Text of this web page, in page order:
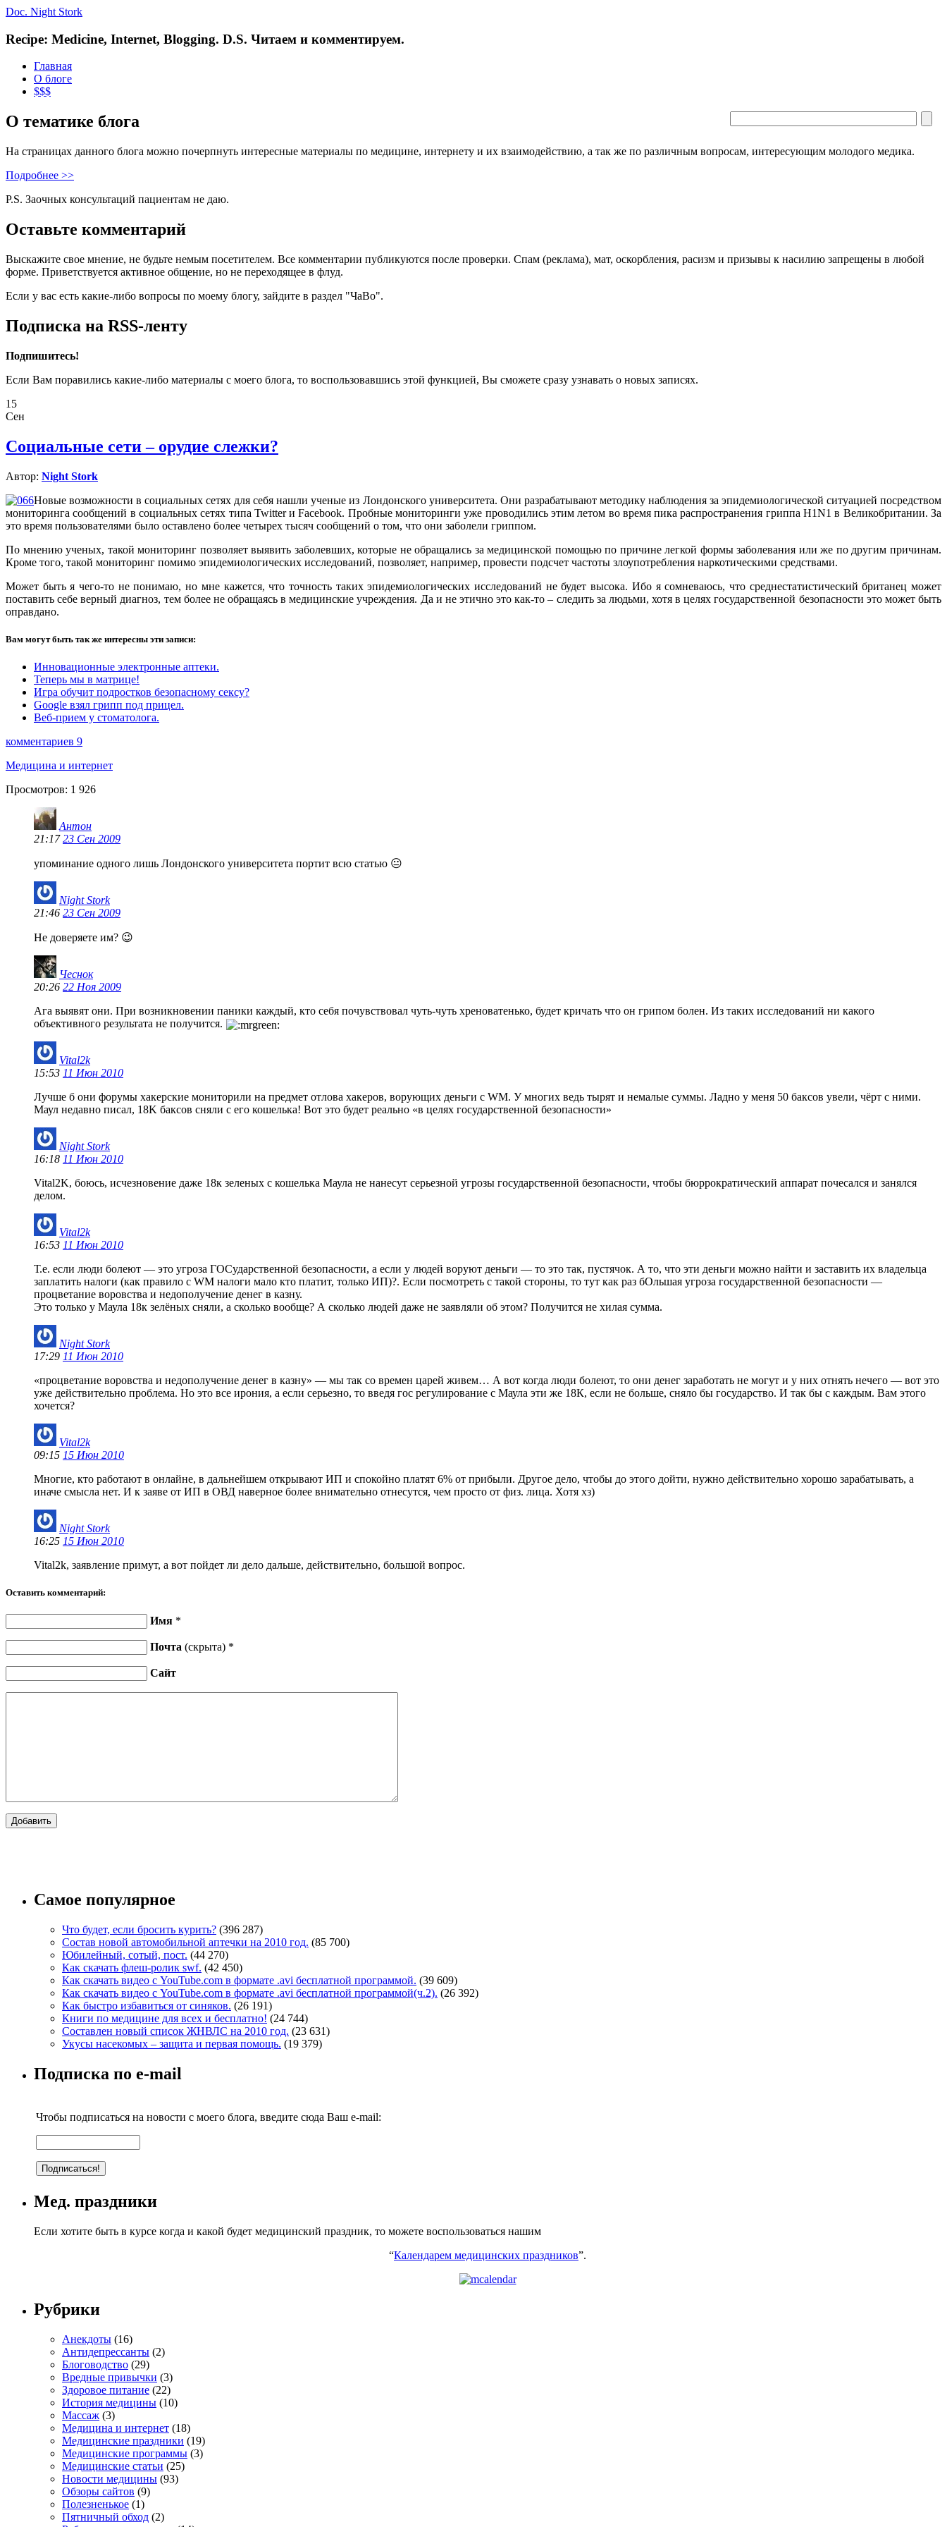
Doc. Night Stork
Recipe: Medicine, Internet, Blogging. D.S. Читаем и комментируем.
Главная
О блоге
$$$
О тематике блога
На страницах данного блога можно почерпнуть интересные материалы по медицине, интернету и их взаимодействию, а так же по различным вопросам, интересующим молодого медика.
Подробнее >>
P.S. Заочных консультаций пациентам не даю.
Оставьте комментарий
Выскажите свое мнение, не будьте немым посетителем. Все комментарии публикуются после проверки. Спам (реклама), мат, оскорбления, расизм и призывы к насилию запрещены в любой
форме. Приветствуется активное общение, но не переходящее в флуд.
Если у вас есть какие-либо вопросы по моему блогу, зайдите в раздел "ЧаВо".
Подписка на RSS-ленту
Подпишитесь!
Если Вам поравились какие-либо материалы с моего блога, то воспользовавшись этой функцией, Вы сможете сразу узнавать о новых записях.
15
Сен
Социальные сети – орудие слежки?
Автор: Night Stork
Новые возможности в социальных сетях для себя нашли ученые из Лондонского университета. Они разрабатывают методику наблюдения за эпидемиологической ситуацией посредством
мониторинга сообщений в социальных сетях типа Twitter и Facebook. Пробные мониторинги уже проводились этим летом во время пика распространения гриппа H1N1 в Великобритании. За
это время пользователями было оставлено более четырех тысяч сообщений о том, что они заболели гриппом.
По мнению ученых, такой мониторинг позволяет выявить заболевших, которые не обращались за медицинской помощью по причине легкой формы заболевания или же по другим причинам.
Кроме того, такой мониторинг помимо эпидемиологических исследований, позволяет, например, провести подсчет частоты злоупотребления наркотическими средствами.
Может быть я чего-то не понимаю, но мне кажется, что точность таких эпидемиологических исследований не будет высока. Ибо я сомневаюсь, что среднестатистический британец может
поставить себе верный диагноз, тем более не обращаясь в медицинские учреждения. Да и не этично это как-то – следить за людьми, хотя в целях государственной безопасности это может быть
оправдано.
Вам могут быть так же интересны эти записи:
Инновационные электронные аптеки.
Теперь мы в матрице!
Игра обучит подростков безопасному сексу?
Google взял грипп под прицел.
Веб-прием у стоматолога.
комментариев 9
Медицина и интернет
Просмотров: 1 926
Антон
21:17 23 Сен 2009
упоминание одного лишь Лондонского университета портит всю статью 😐
Night Stork
21:46 23 Сен 2009
Не доверяете им? 😉
Чеснок
20:26 22 Ноя 2009
Ага выявят они. При возникновении паники каждый, кто себя почувствовал чуть-чуть хреноватенько, будет кричать что он грипом болен. Из таких исследований ни какого
объективного результата не получится.
Vital2k
15:53 11 Июн 2010
Лучше б они форумы хакерские мониторили на предмет отлова хакеров, ворующих деньги с WM. У многих ведь тырят и немалые суммы. Ладно у меня 50 баксов увели, чёрт с ними.
Маул недавно писал, 18K баксов сняли с его кошелька! Вот это будет реально «в целях государственной безопасности»
Night Stork
16:18 11 Июн 2010
Vital2K, боюсь, исчезновение даже 18к зеленых с кошелька Маула не нанесут серьезной угрозы государственной безопасности, чтобы бюррократический аппарат почесался и занялся
делом.
Vital2k
16:53 11 Июн 2010
Т.е. если люди болеют — это угроза ГОСударственной безопасности, а если у людей воруют деньги — то это так, пустячок. А то, что эти деньги можно найти и заставить их владельца
заплатить налоги (как правило с WM налоги мало кто платит, только ИП)?. Если посмотреть с такой стороны, то тут как раз бОльшая угроза государственной безопасности —
процветание воровства и недополучение денег в казну.
Это только у Маула 18к зелёных сняли, а сколько вообще? А сколько людей даже не заявляли об этом? Получится не хилая сумма.
Night Stork
17:29 11 Июн 2010
«процветание воровства и недополучение денег в казну» — мы так со времен царей живем… А вот когда люди болеют, то они денег заработать не могут и у них отнять нечего — вот это
уже действительно проблема. Но это все ирония, а если серьезно, то введя гос регулирование с Маула эти же 18К, если не больше, сняло бы государство. И так бы с каждым. Вам этого
хочется?
Vital2k
09:15 15 Июн 2010
Многие, кто работают в онлайне, в дальнейшем открывают ИП и спокойно платят 6% от прибыли. Другое дело, чтобы до этого дойти, нужно действительно хорошо зарабатывать, а
иначе смысла нет. И к заяве от ИП в ОВД наверное более внимательно отнесутся, чем просто от физ. лица. Хотя хз)
Night Stork
16:25 15 Июн 2010
Vital2k, заявление примут, а вот пойдет ли дело дальше, действительно, большой вопрос.
Оставить комментарий:
Имя *
Почта (скрыта) *
Сайт
Самое популярное
Что будет, если бросить курить? (396 287)
Состав новой автомобильной аптечки на 2010 год. (85 700)
Юбилейный, сотый, пост. (44 270)
Как скачать флеш-ролик swf. (42 450)
Как скачать видео с YouTube.com в формате .avi бесплатной программой. (39 609)
Как скачать видео с YouTube.com в формате .avi бесплатной программой(ч.2). (26 392)
Как быстро избавиться от синяков. (26 191)
Книги по медицине для всех и бесплатно! (24 744)
Составлен новый список ЖНВЛС на 2010 год. (23 631)
Укусы насекомых – защита и первая помощь. (19 379)
Подписка по e-mail
Чтобы подписаться на новости с моего блога, введите сюда Ваш e-mail:
Мед. праздники
Если хотите быть в курсе когда и какой будет медицинский праздник, то можете воспользоваться нашим
“Календарем медицинских праздников”.
Рубрики
Анекдоты (16)
Антидепрессанты (2)
Блоговодство (29)
Вредные привычки (3)
Здоровое питание (22)
История медицины (10)
Массаж (3)
Медицина и интернет (18)
Медицинские праздники (19)
Медицинские программы (3)
Медицинские статьи (25)
Новости медицины (93)
Обзоры сайтов (9)
Полезненькое (1)
Пятничный обход (2)